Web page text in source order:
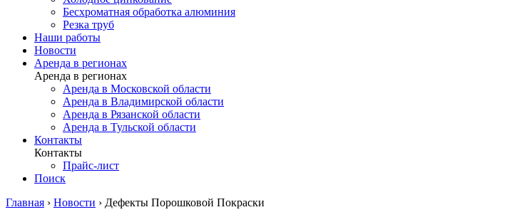
Бесхроматная обработка алюминия
Резка труб
Наши работы
Новости
Аренда в регионах
Аренда в регионах
Аренда в Московской области
Аренда в Владимирской области
Аренда в Рязанской области
Аренда в Тульской области
Контакты
Контакты
Прайс-лист
Поиск
Главная › Новости › Дефекты Порошковой Покраски